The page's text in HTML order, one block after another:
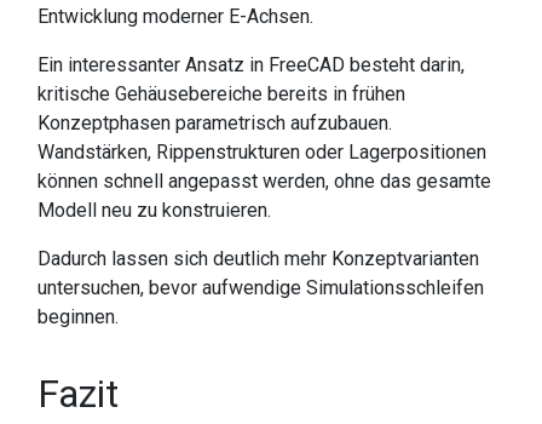
Entwicklung moderner E-Achsen.
Ein interessanter Ansatz in FreeCAD besteht darin,
kritische Gehäusebereiche bereits in frühen
Konzeptphasen parametrisch aufzubauen.
Wandstärken, Rippenstrukturen oder Lagerpositionen
können schnell angepasst werden, ohne das gesamte
Modell neu zu konstruieren.
Dadurch lassen sich deutlich mehr Konzeptvarianten
untersuchen, bevor aufwendige Simulationsschleifen
beginnen.
Fazit